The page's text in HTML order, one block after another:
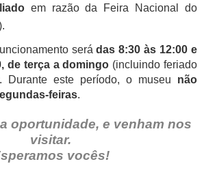
em razão da Feira Nacional do
será das 8:30 às 12:00 e
de terça a domingo (incluindo feriado
Durante este período, o museu não
feiras.
oportunidade, e venham nos
visitar.
vocês!